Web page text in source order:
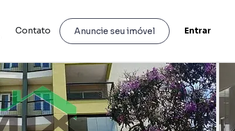
Contato Anuncie seu imóvel Entrar